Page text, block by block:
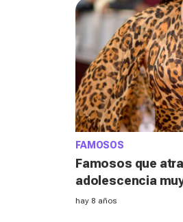
FAMOSOS
Famosos que
adolescencia
hay 8 años